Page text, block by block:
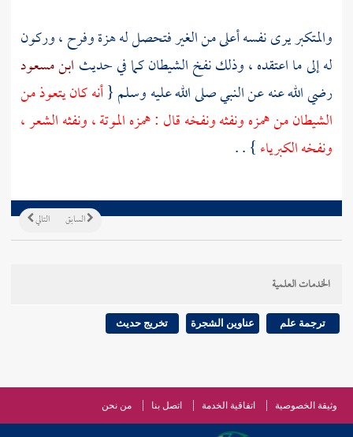
والمتكبر يرى نفسه أعلى من الغير فتحصل له هزة وفرح ، وركون
له إلى ما اعتقده ، وذلك نفخ الشيطان كما في حديث ابن مسعود
رضي الله عنه عن النبي صلى الله عليه وسلم {أنه كان يتعوذ من
الشيطان من همزه ونفثه ونفخه قال : همزه الموتة ، ونفثه الشعر ،
ونفخه الكبرياء} . .
التالي السابق
الخدمات العلمية
ترجمة علم عناوين الشجرة تخريج حديث
وثيقة الخصوصية اتفاقية الخدمة اتصل بنا من نحن